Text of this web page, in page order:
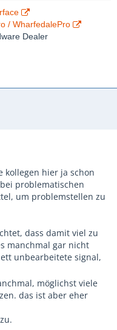
/ WharfedalePro
Dealer
kollegen hier ja schon
problematischen
um problemstellen zu
dass damit viel zu
manchmal gar nicht
unbearbeitete signal,
möglichst viele
das ist aber eher